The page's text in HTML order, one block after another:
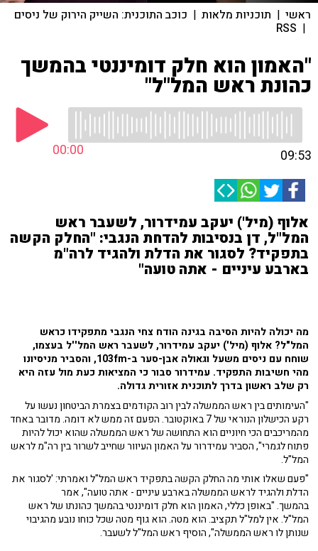
ראשי | תוכניות מלאות | כוכב התוכנית: השייק הירוק של ניסים
|
RSS
"האמון הוא חלק דומיננטי בהמשך
כהונת ראש המל"ל"
00:00 09:53
אלוף (מיל') יעקב עמידרור, לשעבר ראש
המל"ל, דן בנסיבות להדחת הנגבי: "החלק הקשה
בתפקיד? לסגור את הדלת ולהגיד לרה"מ
בארבע עיניים - אתה טועה"
מה יכולה להיות הסיבה בגינה הודח צחי הנגבי מתפקידו כראש
המל"ל? אלוף (מיל') יעקב עמידרור, לשעבר ראש המל''ל בעצמו,
שוחח עם ניסים משעל וגאולה אבן-סער ב-103fm, והסביר מניסיונו
מהי חשיבות התפקיד. עמידרור סבור כי המציאות כעת מול עזה היא
רק שלב ראשון בדרך לתוכנית אזורית גדולה.
"העימותים בין ראש הממשלה לבין רוב הקודמים בצמרת הביטחון נעשו על
רקע הכישלון הנוראי של 7 באוקטובר. הפעם זה ממש לא דומה. מדובר באחד
מהמריכבים הכי חיוניים הוא התחושה של ראש הממשלה שהוא יכול להיות
פתוח לגמרי", הסביר עמידרור על האמון העיוור שחייב לשרור בין רה"מ לראש
המל"ל.
"פעם שאלו אותי מה החלק הקשה בתפקיד ראש המל"ל ואמרתי: 'לסגור את
הדלת ולהגיד לראש הממשלה בארבע עיניים - אתה טועה", אמר
בהמשך. "באופן כללי, האמון הוא חלק דומיננטי בהמשך כהונתו של ראש
המל"ל. אין למל"ל תקציב. הוא מטה. הוא גוף מטה שכל כוחו נובע מהגיבוי
שנותן לו ראש הממשלה", הוסיף ראש המל"ל לשעבר.